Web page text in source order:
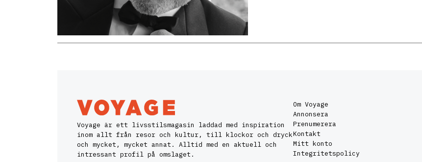
Voyage är ett livsstilsmagasin laddad med inspiration
inom allt från resor och kultur, till klockor och dryck
och mycket, mycket annat. Alltid med en aktuell och
intressant profil på omslaget.
Om Voyage
Annonsera
Prenumerera
Kontakt
Mitt konto
Integritetspolicy